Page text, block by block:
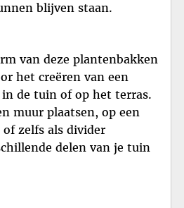
blijven staan.
van deze plantenbakken
het creëren van een
de tuin of op het terras.
muur plaatsen, op een
zelfs als divider
delen van je tuin